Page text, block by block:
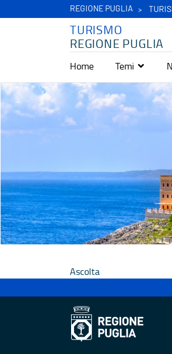
REGIONE PUGLIA
TURISMO
REGIONE PUGLIA
Home Temi
Borghi storici marinari di Puglia - Turismo
Ascolta